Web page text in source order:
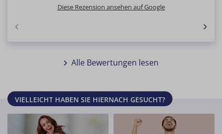
Diese Rezension ansehen auf Google
Alle Bewertungen lesen
VIELLEICHT HABEN SIE HIERNACH GESUCHT?